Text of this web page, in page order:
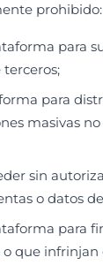
prohibido:
para
para
masivas
sin
o datos
para
que infrinjan